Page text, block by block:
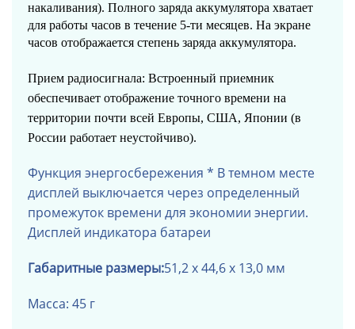
накаливания). Полного заряда аккумулятора хватает
для работы часов в течение 5-ти месяцев. На экране
часов отображается степень заряда аккумулятора.
Прием радиосигнала: Встроенный приемник
обеспечивает отображение точного времени на
территории почти всей Европы, США, Японии (в
России работает неустойчиво).
Функция энергосбережения * В темном месте
дисплей выключается через определенный
промежуток времени для экономии энергии.
Дисплей индикатора батареи
Габаритные размеры:51,2 х 44,6 х 13,0 мм
Масса: 45 г